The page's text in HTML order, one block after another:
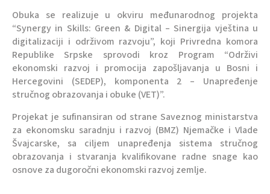
Obuka se realizuje u okviru međunarodnog projekta
“Synergy in Skills: Green & Digital – Sinergija vještina u
digitalizaciji i održivom razvoju”, koji Privredna komora
Republike Srpske sprovodi kroz Program “Održivi
ekonomski razvoj i promocija zapošljavanja u Bosni i
Hercegovini (SEDEP), komponenta 2 – Unapređenje
stručnog obrazovanja i obuke (VET)”.
Projekat je sufinansiran od strane Saveznog ministarstva
za ekonomsku saradnju i razvoj (BMZ) Njemačke i Vlade
Švajcarske, sa ciljem unapređenja sistema stručnog
obrazovanja i stvaranja kvalifikovane radne snage kao
osnove za dugoročni ekonomski razvoj zemlje.